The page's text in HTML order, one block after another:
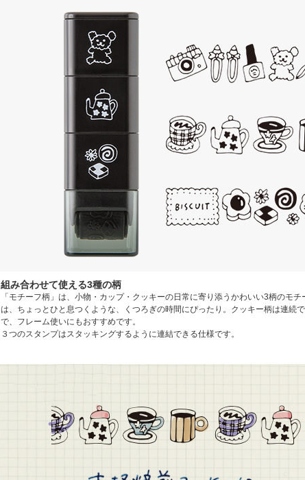
組み合わせて使える3種の柄
「モチーフ柄」は、小物・カップ・クッキーの日常に寄り添うかわいい3柄のモ
は、ちょっとひと息つくような、くつろぎの時間にぴったり。クッキー柄は連続
で、フレーム使いにもおすすめです。
３つのスタンプはスタッキングするように連結できる仕様です。